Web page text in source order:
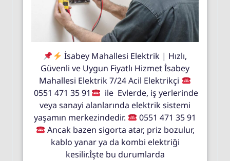
İsabey Mahallesi Elektrik | Hızlı,
Güvenli ve Uygun Fiyatlı Hizmet İsabey
Mahallesi Elektrik 7/24 Acil Elektrikçi
0551 471 35 91
ile Evlerde, iş yerlerinde
veya sanayi alanlarında elektrik sistemi
yaşamın merkezindedir.
0551 471 35 91
Ancak bazen sigorta atar, priz bozulur,
kablo yanar ya da kombi elektriği
kesilir.İşte bu durumlarda